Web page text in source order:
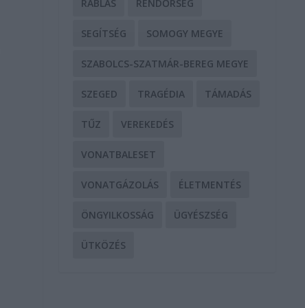
RABLÁS RENDŐRSÉG
SEGÍTSÉG SOMOGY MEGYE
SZABOLCS-SZATMÁR-BEREG MEGYE
SZEGED TRAGÉDIA TÁMADÁS
TŰZ VEREKEDÉS
VONATBALESET
VONATGÁZOLÁS ÉLETMENTÉS
ÖNGYILKOSSÁG ÜGYÉSZSÉG
ÜTKÖZÉS